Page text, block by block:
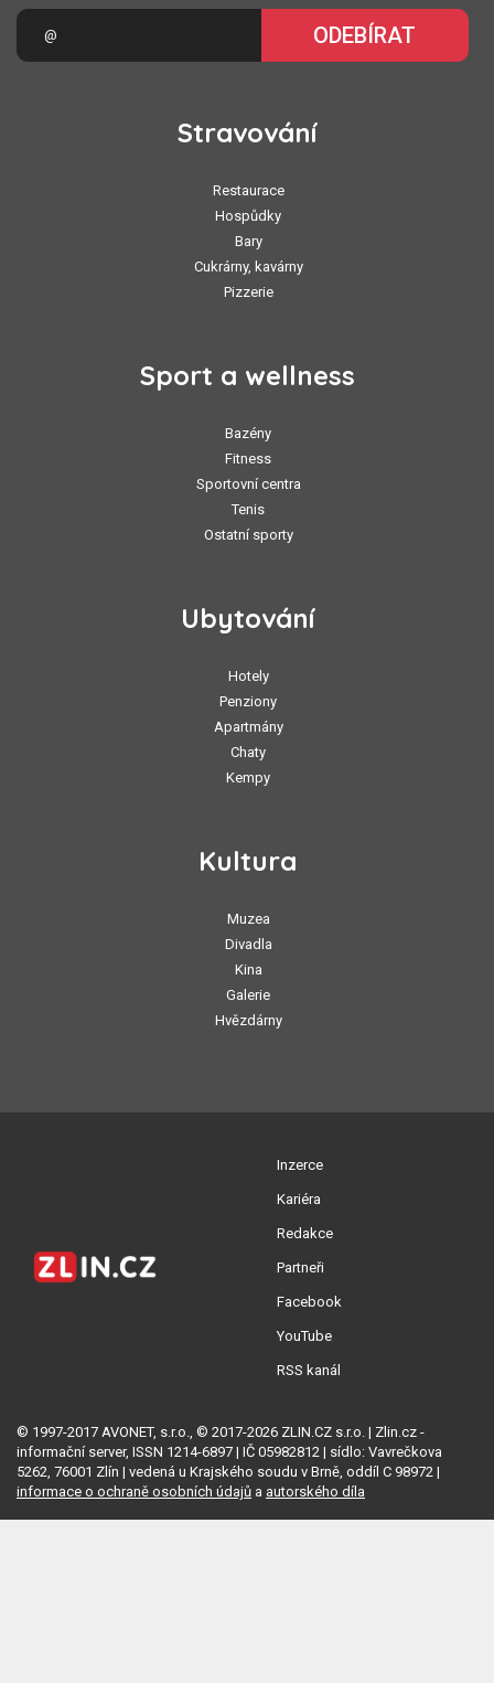
ODEBÍRAT
Stravování
Restaurace
Hospůdky
Bary
Cukrárny, kavárny
Pizzerie
Sport a wellness
Bazény
Fitness
Sportovní centra
Tenis
Ostatní sporty
Ubytování
Hotely
Penziony
Apartmány
Chaty
Kempy
Kultura
Muzea
Divadla
Kina
Galerie
Hvězdárny
Inzerce
Kariéra
Redakce
Partneři
Facebook
YouTube
RSS kanál
© 1997-2017 AVONET, s.r.o., © 2017-2026 ZLIN.CZ s.r.o. | Zlin.cz -
informační server, ISSN 1214-6897 | IČ 05982812 | sídlo: Vavrečkova
5262, 76001 Zlín | vedená u Krajského soudu v Brně, oddíl C 98972 |
informace o ochraně osobních údajů a autorského díla